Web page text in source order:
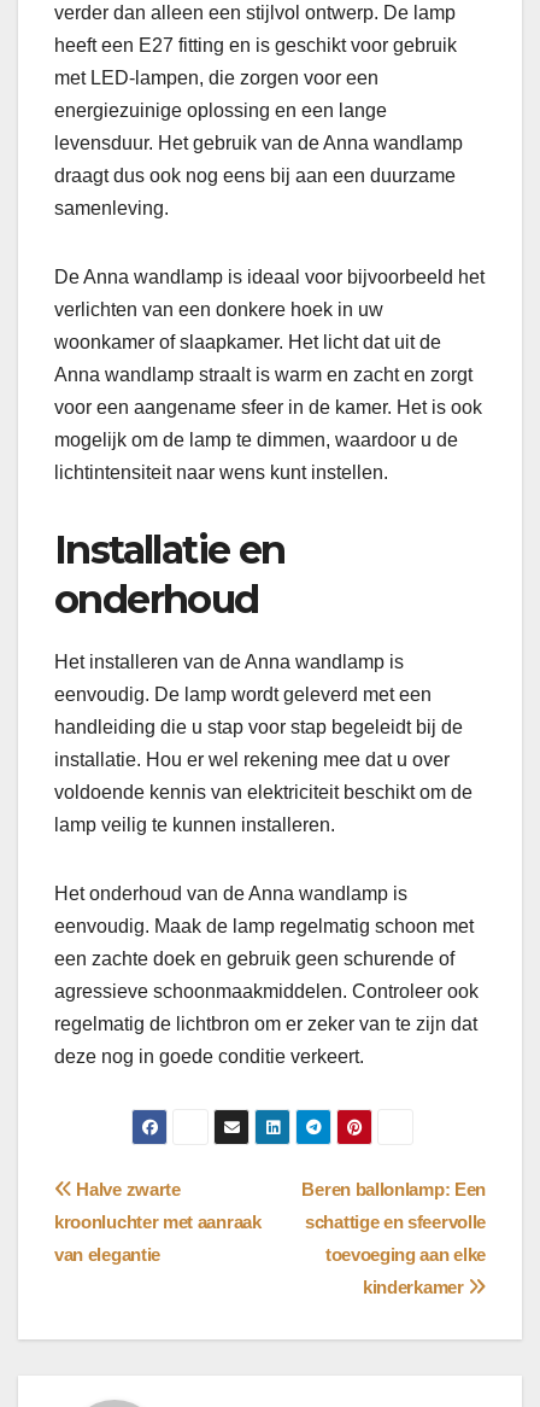
verder dan alleen een stijlvol ontwerp. De lamp
heeft een E27 fitting en is geschikt voor gebruik
met LED-lampen, die zorgen voor een
energiezuinige oplossing en een lange
levensduur. Het gebruik van de Anna wandlamp
draagt dus ook nog eens bij aan een duurzame
samenleving.
De Anna wandlamp is ideaal voor bijvoorbeeld het
verlichten van een donkere hoek in uw
woonkamer of slaapkamer. Het licht dat uit de
Anna wandlamp straalt is warm en zacht en zorgt
voor een aangename sfeer in de kamer. Het is ook
mogelijk om de lamp te dimmen, waardoor u de
lichtintensiteit naar wens kunt instellen.
Installatie en
onderhoud
Het installeren van de Anna wandlamp is
eenvoudig. De lamp wordt geleverd met een
handleiding die u stap voor stap begeleidt bij de
installatie. Hou er wel rekening mee dat u over
voldoende kennis van elektriciteit beschikt om de
lamp veilig te kunnen installeren.
Het onderhoud van de Anna wandlamp is
eenvoudig. Maak de lamp regelmatig schoon met
een zachte doek en gebruik geen schurende of
agressieve schoonmaakmiddelen. Controleer ook
regelmatig de lichtbron om er zeker van te zijn dat
deze nog in goede conditie verkeert.
Bericht
navigatie
Beren ballonlamp: Een
schattige en sfeervolle
toevoeging aan elke
kinderkamer
Halve zwarte
kroonluchter met aanraak
van elegantie